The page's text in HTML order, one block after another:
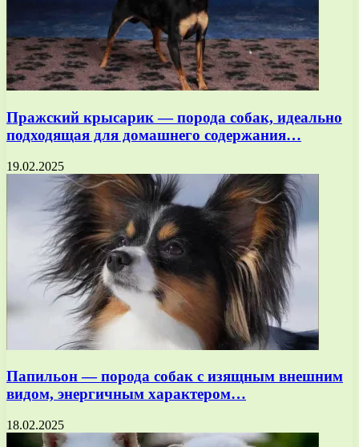
Пражский крысарик — порода собак, идеально
подходящая для домашнего содержания…
19.02.2025
Папильон — порода собак с изящным внешним
видом, энергичным характером…
18.02.2025